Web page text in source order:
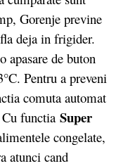
Gorenje previne
deja in frigider.
apasare de buton
Pentru a preveni
comuta automat
functia Super
congelate,
atunci cand